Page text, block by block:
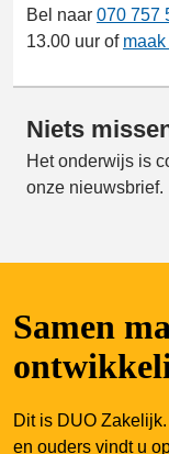
Bel naar 070 757
13.00 uur of
Niets
Het onderwijs is
onze nieuwsbrief.
Samen
Dit is DUO
en ouders vindt u